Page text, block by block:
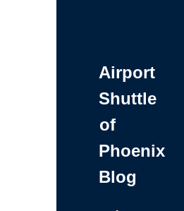
Airport
Shuttle
of
Phoenix
Blog